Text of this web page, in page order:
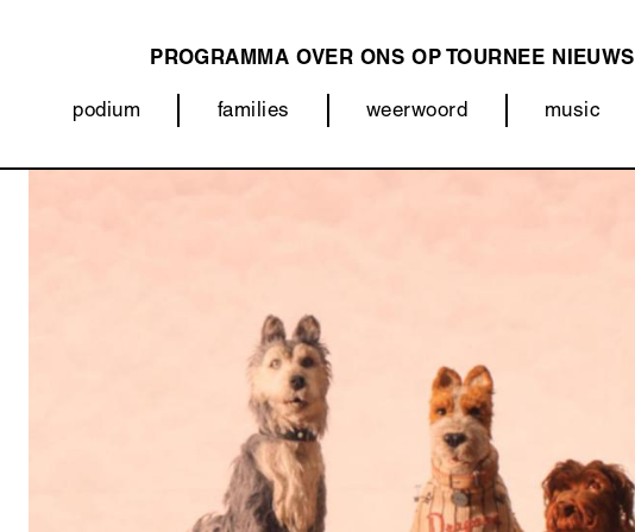
Categorieën
(menu)
podium families weerwoord music
NAVIGATION
PROGRAMMA OVER ONS OP TOURNEE NIEUWS